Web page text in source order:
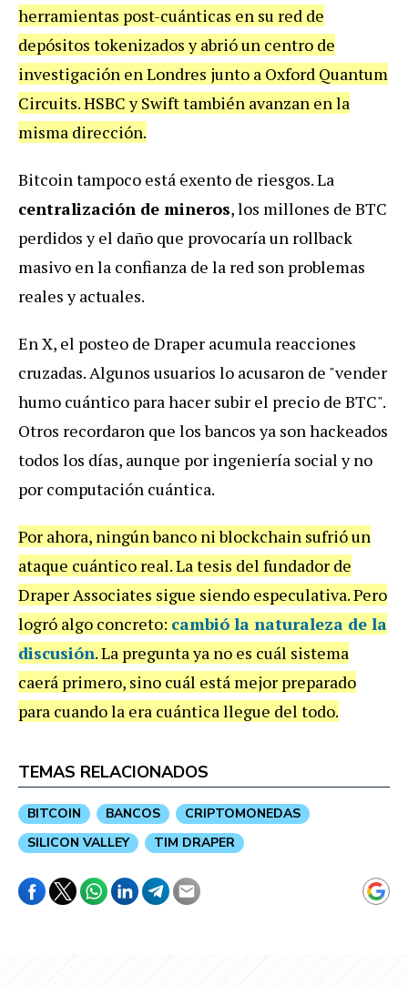
herramientas post-cuánticas en su red de
depósitos tokenizados y abrió un centro de
investigación en Londres junto a Oxford Quantum
Circuits. HSBC y Swift también avanzan en la
misma dirección.
Bitcoin tampoco está exento de riesgos. La
centralización de mineros, los millones de BTC
perdidos y el daño que provocaría un rollback
masivo en la confianza de la red son problemas
reales y actuales.
En X, el posteo de Draper acumula reacciones
cruzadas. Algunos usuarios lo acusaron de "vender
humo cuántico para hacer subir el precio de BTC".
Otros recordaron que los bancos ya son hackeados
todos los días, aunque por ingeniería social y no
por computación cuántica.
Por ahora, ningún banco ni blockchain sufrió un
ataque cuántico real. La tesis del fundador de
Draper Associates sigue siendo especulativa. Pero
logró algo concreto: cambió la naturaleza de la
discusión. La pregunta ya no es cuál sistema
caerá primero, sino cuál está mejor preparado
para cuando la era cuántica llegue del todo.
TEMAS RELACIONADOS
BITCOIN BANCOS
CRIPTOMONEDAS
SILICON VALLEY
TIM DRAPER